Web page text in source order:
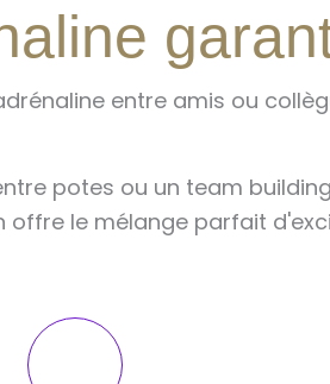
entre amis ou
potes ou un team
le mélange parfait